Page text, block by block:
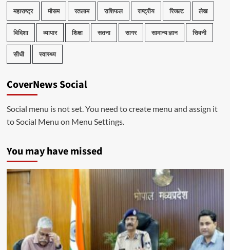
महाराष्ट्र मौसम रतलाम राशिफल राष्ट्रीय रिजल्ट लेख
विदिशा व्यापार शिक्षा सतना सागर सामान्य ज्ञान सिवनी
सीधी स्वास्थ्य
CoverNews Social
Social menu is not set. You need to create menu and assign it
to Social Menu on Menu Settings.
You may have missed